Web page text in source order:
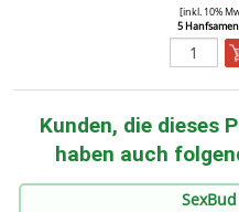
[inkl. 10%
5 Hanfsamen
Kunden, die dieses
haben auch